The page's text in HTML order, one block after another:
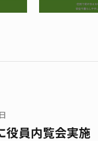
役員内覧会実施